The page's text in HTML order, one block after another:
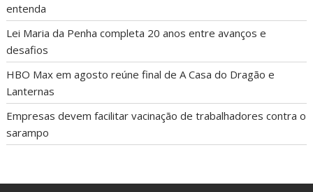
entenda
Lei Maria da Penha completa 20 anos entre avanços e
desafios
HBO Max em agosto reúne final de A Casa do Dragão e
Lanternas
Empresas devem facilitar vacinação de trabalhadores contra o
sarampo